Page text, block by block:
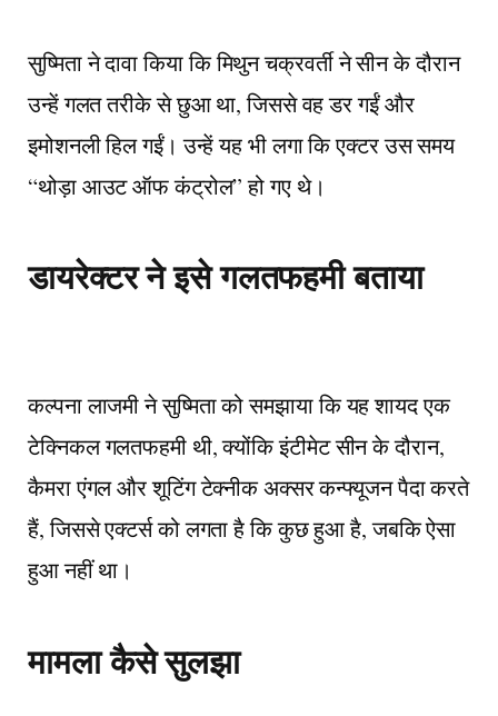
सुष्मिता ने दावा किया कि मिथुन चक्रवर्ती ने सीन के दौरान
उन्हें गलत तरीके से छुआ था, जिससे वह डर गईं और
इमोशनली हिल गईं। उन्हें यह भी लगा कि एक्टर उस समय
“थोड़ा आउट ऑफ कंट्रोल” हो गए थे।
डायरेक्टर ने इसे गलतफहमी बताया
कल्पना लाजमी ने सुष्मिता को समझाया कि यह शायद एक
टेक्निकल गलतफहमी थी, क्योंकि इंटीमेट सीन के दौरान,
कैमरा एंगल और शूटिंग टेक्नीक अक्सर कन्फ्यूजन पैदा करते
हैं, जिससे एक्टर्स को लगता है कि कुछ हुआ है, जबकि ऐसा
हुआ नहीं था।
मामला कैसे सुलझा